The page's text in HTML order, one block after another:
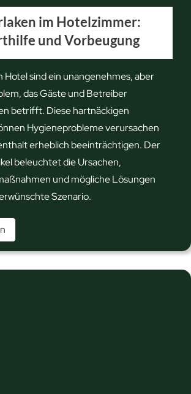
k
e
n
o
h
n
e
K
o
p
f
w
im Hotelzimmer:
und Vorbeugung
Hotel sind ein unangenehmes, aber
das Gäste und Betreiber
betrifft. Diese hartnäckigen
Hygieneprobleme verursachen
erheblich beeinträchtigen. Der
beleuchtet die Ursachen,
und mögliche Lösungen
Szenario.
a